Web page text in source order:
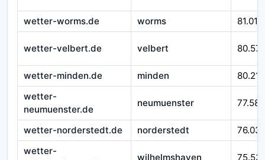
wetter-worms.de worms 81.010
wetter-velbert.de velbert
wetter-minden.de minden
80.212
wetter-
neumuenster.de
neumuenster 77.588
wetter-norderstedt.de norderstedt
wetter-
wilhelmshaven